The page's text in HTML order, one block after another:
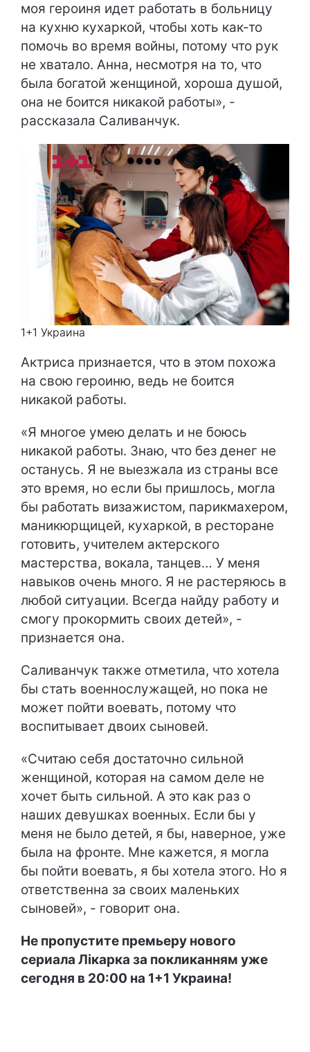
моя героиня идет работать в больницу
на кухню кухаркой, чтобы хоть как-то
помочь во время войны, потому что рук
не хватало. Анна, несмотря на то, что
была богатой женщиной, хороша душой,
она не боится никакой работы», -
рассказала Саливанчук.
1+1 Украина
Актриса признается, что в этом похожа
на свою героиню, ведь не боится
никакой работы.
«Я многое умею делать и не боюсь
никакой работы. Знаю, что без денег не
останусь. Я не выезжала из страны все
это время, но если бы пришлось, могла
бы работать визажистом, парикмахером,
маникюрщицей, кухаркой, в ресторане
готовить, учителем актерского
мастерства, вокала, танцев… У меня
навыков очень много. Я не растеряюсь в
любой ситуации. Всегда найду работу и
смогу прокормить своих детей», -
признается она.
Саливанчук также отметила, что хотела
бы стать военнослужащей, но пока не
может пойти воевать, потому что
воспитывает двоих сыновей.
«Считаю себя достаточно сильной
женщиной, которая на самом деле не
хочет быть сильной. А это как раз о
наших девушках военных. Если бы у
меня не было детей, я бы, наверное, уже
была на фронте. Мне кажется, я могла
бы пойти воевать, я бы хотела этого. Но я
ответственна за своих маленьких
сыновей», - говорит она.
Не пропустите премьеру нового
сериала Лікарка за покликанням уже
сегодня в 20:00 на 1+1 Украина!